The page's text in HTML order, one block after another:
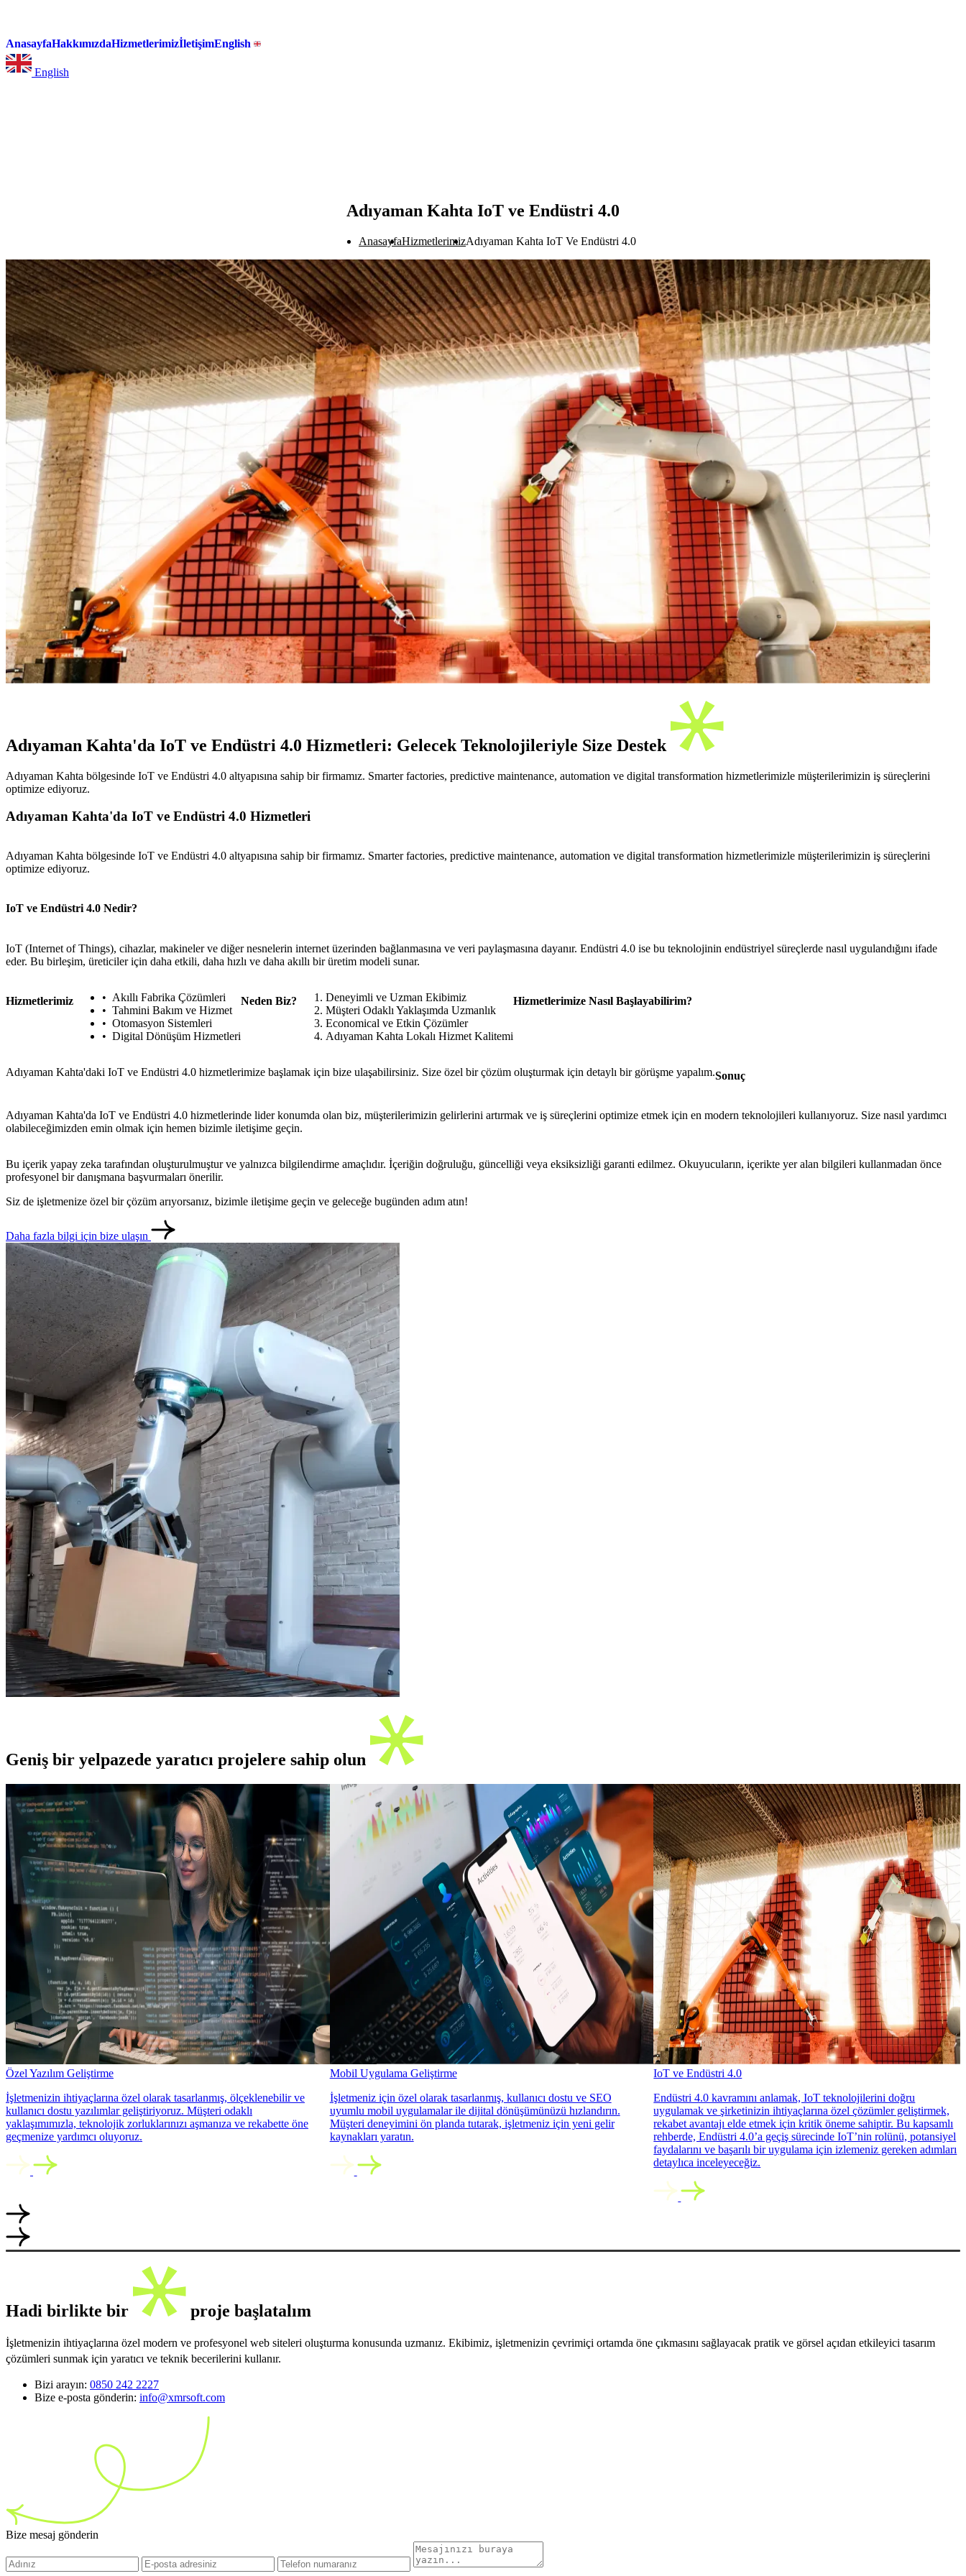
AnasayfaHakkımızdaHizmetlerimizİletişimEnglish
English
Adıyaman Kahta IoT ve Endüstri 4.0
AnasayfaHizmetlerimizAdıyaman Kahta IoT Ve Endüstri 4.0
Adıyaman Kahta'da IoT ve Endüstri 4.0 Hizmetleri: Gelecek Teknolojileriyle Size Destek
Adıyaman Kahta bölgesinde IoT ve Endüstri 4.0 altyapısına sahip bir firmamız. Smarter factories, predictive maintenance, automation ve digital transformation hizmetlerimizle müşterilerimizin iş süreçlerini
optimize ediyoruz.
Adıyaman Kahta'da IoT ve Endüstri 4.0 Hizmetleri
Adıyaman Kahta bölgesinde IoT ve Endüstri 4.0 altyapısına sahip bir firmamız. Smarter factories, predictive maintenance, automation ve digital transformation hizmetlerimizle müşterilerimizin iş süreçlerini
optimize ediyoruz.
IoT ve Endüstri 4.0 Nedir?
IoT (Internet of Things), cihazlar, makineler ve diğer nesnelerin internet üzerinden bağlanmasına ve veri paylaşmasına dayanır. Endüstri 4.0 ise bu teknolojinin endüstriyel süreçlerde nasıl uygulandığını ifade
eder. Bu birleşim, üreticiler için daha etkili, daha hızlı ve daha akıllı bir üretim modeli sunar.
Hizmetlerimiz
Akıllı Fabrika Çözümleri
Tahmini Bakım ve Hizmet
Otomasyon Sistemleri
Digital Dönüşüm Hizmetleri
Neden Biz?
Deneyimli ve Uzman Ekibimiz
Müşteri Odaklı Yaklaşımda Uzmanlık
Economical ve Etkin Çözümler
Adıyaman Kahta Lokalı Hizmet Kalitemi
Hizmetlerimize Nasıl Başlayabilirim?
Adıyaman Kahta'daki IoT ve Endüstri 4.0 hizmetlerimize başlamak için bize ulaşabilirsiniz. Size özel bir çözüm oluşturmak için detaylı bir görüşme yapalım.Sonuç
Adıyaman Kahta'da IoT ve Endüstri 4.0 hizmetlerinde lider konumda olan biz, müşterilerimizin gelirlerini artırmak ve iş süreçlerini optimize etmek için en modern teknolojileri kullanıyoruz. Size nasıl yardımcı
olabileceğimizden emin olmak için hemen bizimle iletişime geçin.
Bu içerik yapay zeka tarafından oluşturulmuştur ve yalnızca bilgilendirme amaçlıdır. İçeriğin doğruluğu, güncelliği veya eksiksizliği garanti edilmez. Okuyucuların, içerikte yer alan bilgileri kullanmadan önce
profesyonel bir danışmana başvurmaları önerilir.
Siz de işletmenize özel bir çözüm arıyorsanız, bizimle iletişime geçin ve geleceğe bugünden adım atın!
Daha fazla bilgi için bize ulaşın
Geniş bir yelpazede yaratıcı projelere sahip olun
Özel Yazılım Geliştirme
İşletmenizin ihtiyaçlarına özel olarak tasarlanmış, ölçeklenebilir ve
kullanıcı dostu yazılımlar geliştiriyoruz. Müşteri odaklı
yaklaşımımızla, teknolojik zorluklarınızı aşmanıza ve rekabette öne
geçmenize yardımcı oluyoruz.
Mobil Uygulama Geliştirme
İşletmeniz için özel olarak tasarlanmış, kullanıcı dostu ve SEO
uyumlu mobil uygulamalar ile dijital dönüşümünüzü hızlandırın.
Müşteri deneyimini ön planda tutarak, işletmeniz için yeni gelir
kaynakları yaratın.
IoT ve Endüstri 4.0
Endüstri 4.0 kavramını anlamak, IoT teknolojilerini doğru
uygulamak ve şirketinizin ihtiyaçlarına özel çözümler geliştirmek,
rekabet avantajı elde etmek için kritik öneme sahiptir. Bu kapsamlı
rehberde, Endüstri 4.0’a geçiş sürecinde IoT’nin rolünü, potansiyel
faydalarını ve başarılı bir uygulama için izlemeniz gereken adımları
detaylıca inceleyeceğiz.
Hadi birlikte bir proje başlatalım
İşletmenizin ihtiyaçlarına özel modern ve profesyonel web siteleri oluşturma konusunda uzmanız. Ekibimiz, işletmenizin çevrimiçi ortamda öne çıkmasını sağlayacak pratik ve görsel açıdan etkileyici tasarım
çözümleri sunmak için yaratıcı ve teknik becerilerini kullanır.
Bizi arayın: 0850 242 2227
Bize e-posta gönderin: info@xmrsoft.com
Bize mesaj gönderin